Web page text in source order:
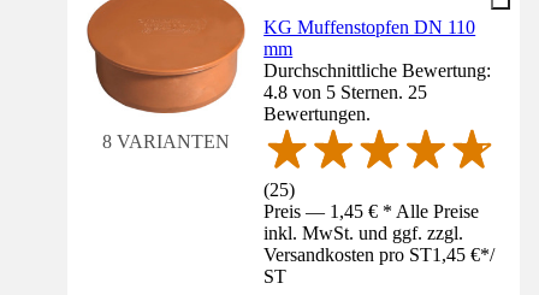
8 VARIANTEN
KG Muffenstopfen DN 110
mm
Durchschnittliche Bewertung:
4.8 von 5 Sternen. 25
Bewertungen.
(25)
Preis — 1,45 € * Alle Preise
inkl. MwSt. und ggf. zzgl.
Versandkosten pro ST1,45 €*/
ST